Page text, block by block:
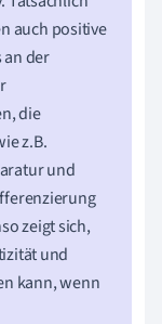
auch positive
an der
die
z.B.
und
zeigt sich,
und
kann, wenn